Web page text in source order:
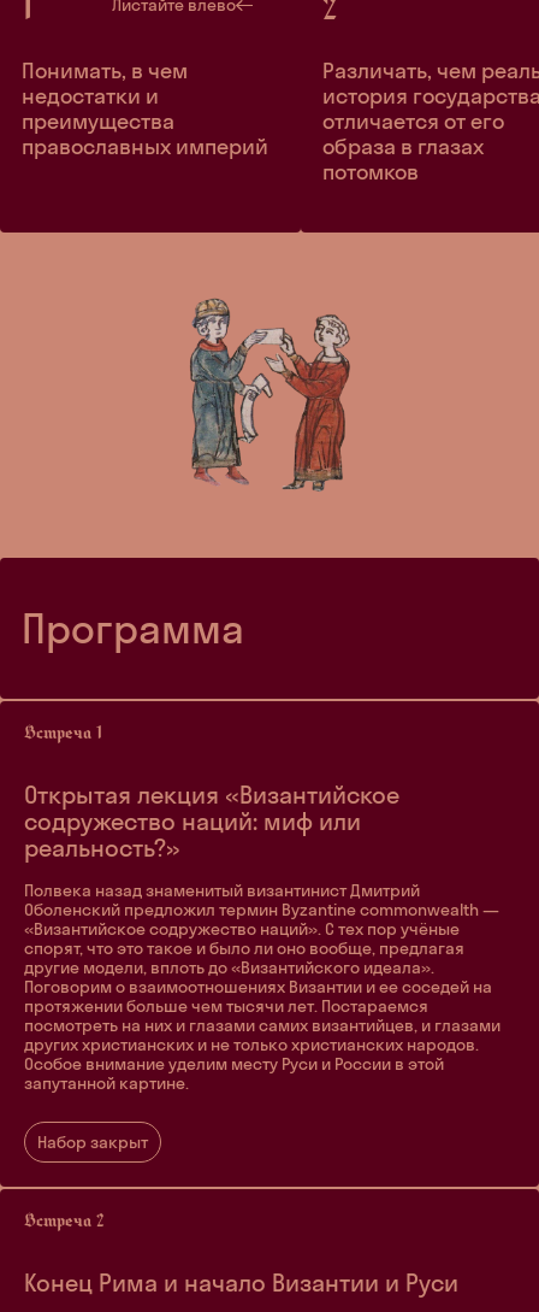
Листайте влево
Понимать, в чем
недостатки и
преимущества
православных империй
Различать, чем
история
отличается от его
образа в глазах
потомков
Программа
Открытая лекция «Византийское
содружество наций: миф или
реальность?»
Полвека назад знаменитый византинист Дмитрий
Оболенский предложил термин Byzantine commonwealth —
«Византийское содружество наций». С тех пор учёные
спорят, что это такое и было ли оно вообще, предлагая
другие модели, вплоть до «Византийского идеала».
Поговорим о взаимоотношениях Византии и ее соседей на
протяжении больше чем тысячи лет. Постараемся
посмотреть на них и глазами самих византийцев, и глазами
других христианских и не только христианских народов.
Особое внимание уделим месту Руси и России в этой
запутанной картине.
Набор закрыт
Конец Рима и начало Византии и Руси